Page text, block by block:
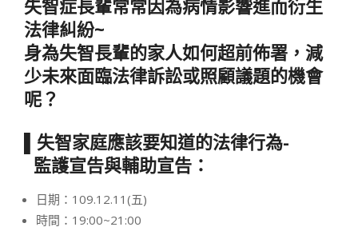
失智症長輩常常因為病情影響進而衍生
法律糾紛~
身為失智長輩的家人如何超前佈署，減
少未來面臨法律訴訟或照顧議題的機會
呢？
▌失智家庭應該要知道的法律行為-
監護宣告與輔助宣告：
日期：109.12.11(五)
時間：19:00~21:00